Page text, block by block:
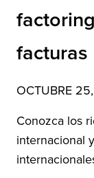
facturas
OCTUBRE
Conozca los
internacional